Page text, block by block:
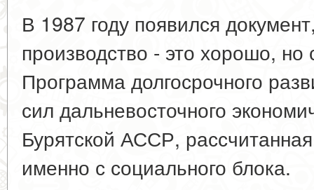
В 1987 году появился
производство - это хорошо,
Программа долгосрочного
сил дальневосточного
Бурятской АССР,
именно с социального блока.